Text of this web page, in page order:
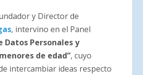
y Director de
, intervino en el Panel
Datos Personales y
de edad”, cuyo
intercambiar ideas respecto